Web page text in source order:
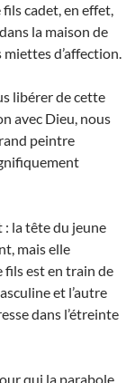
cadet, en effet,
la maison de
d’affection.
libérer de cette
avec Dieu, nous
peintre
la tête du jeune
mais elle
fils est en train de
et l’autre
dans l’étreinte
qui la parabole